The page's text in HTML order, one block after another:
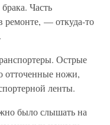
Часть
ремонте, — откуда-то
Острые
отточенные ножи,
ленты.
было слышать на